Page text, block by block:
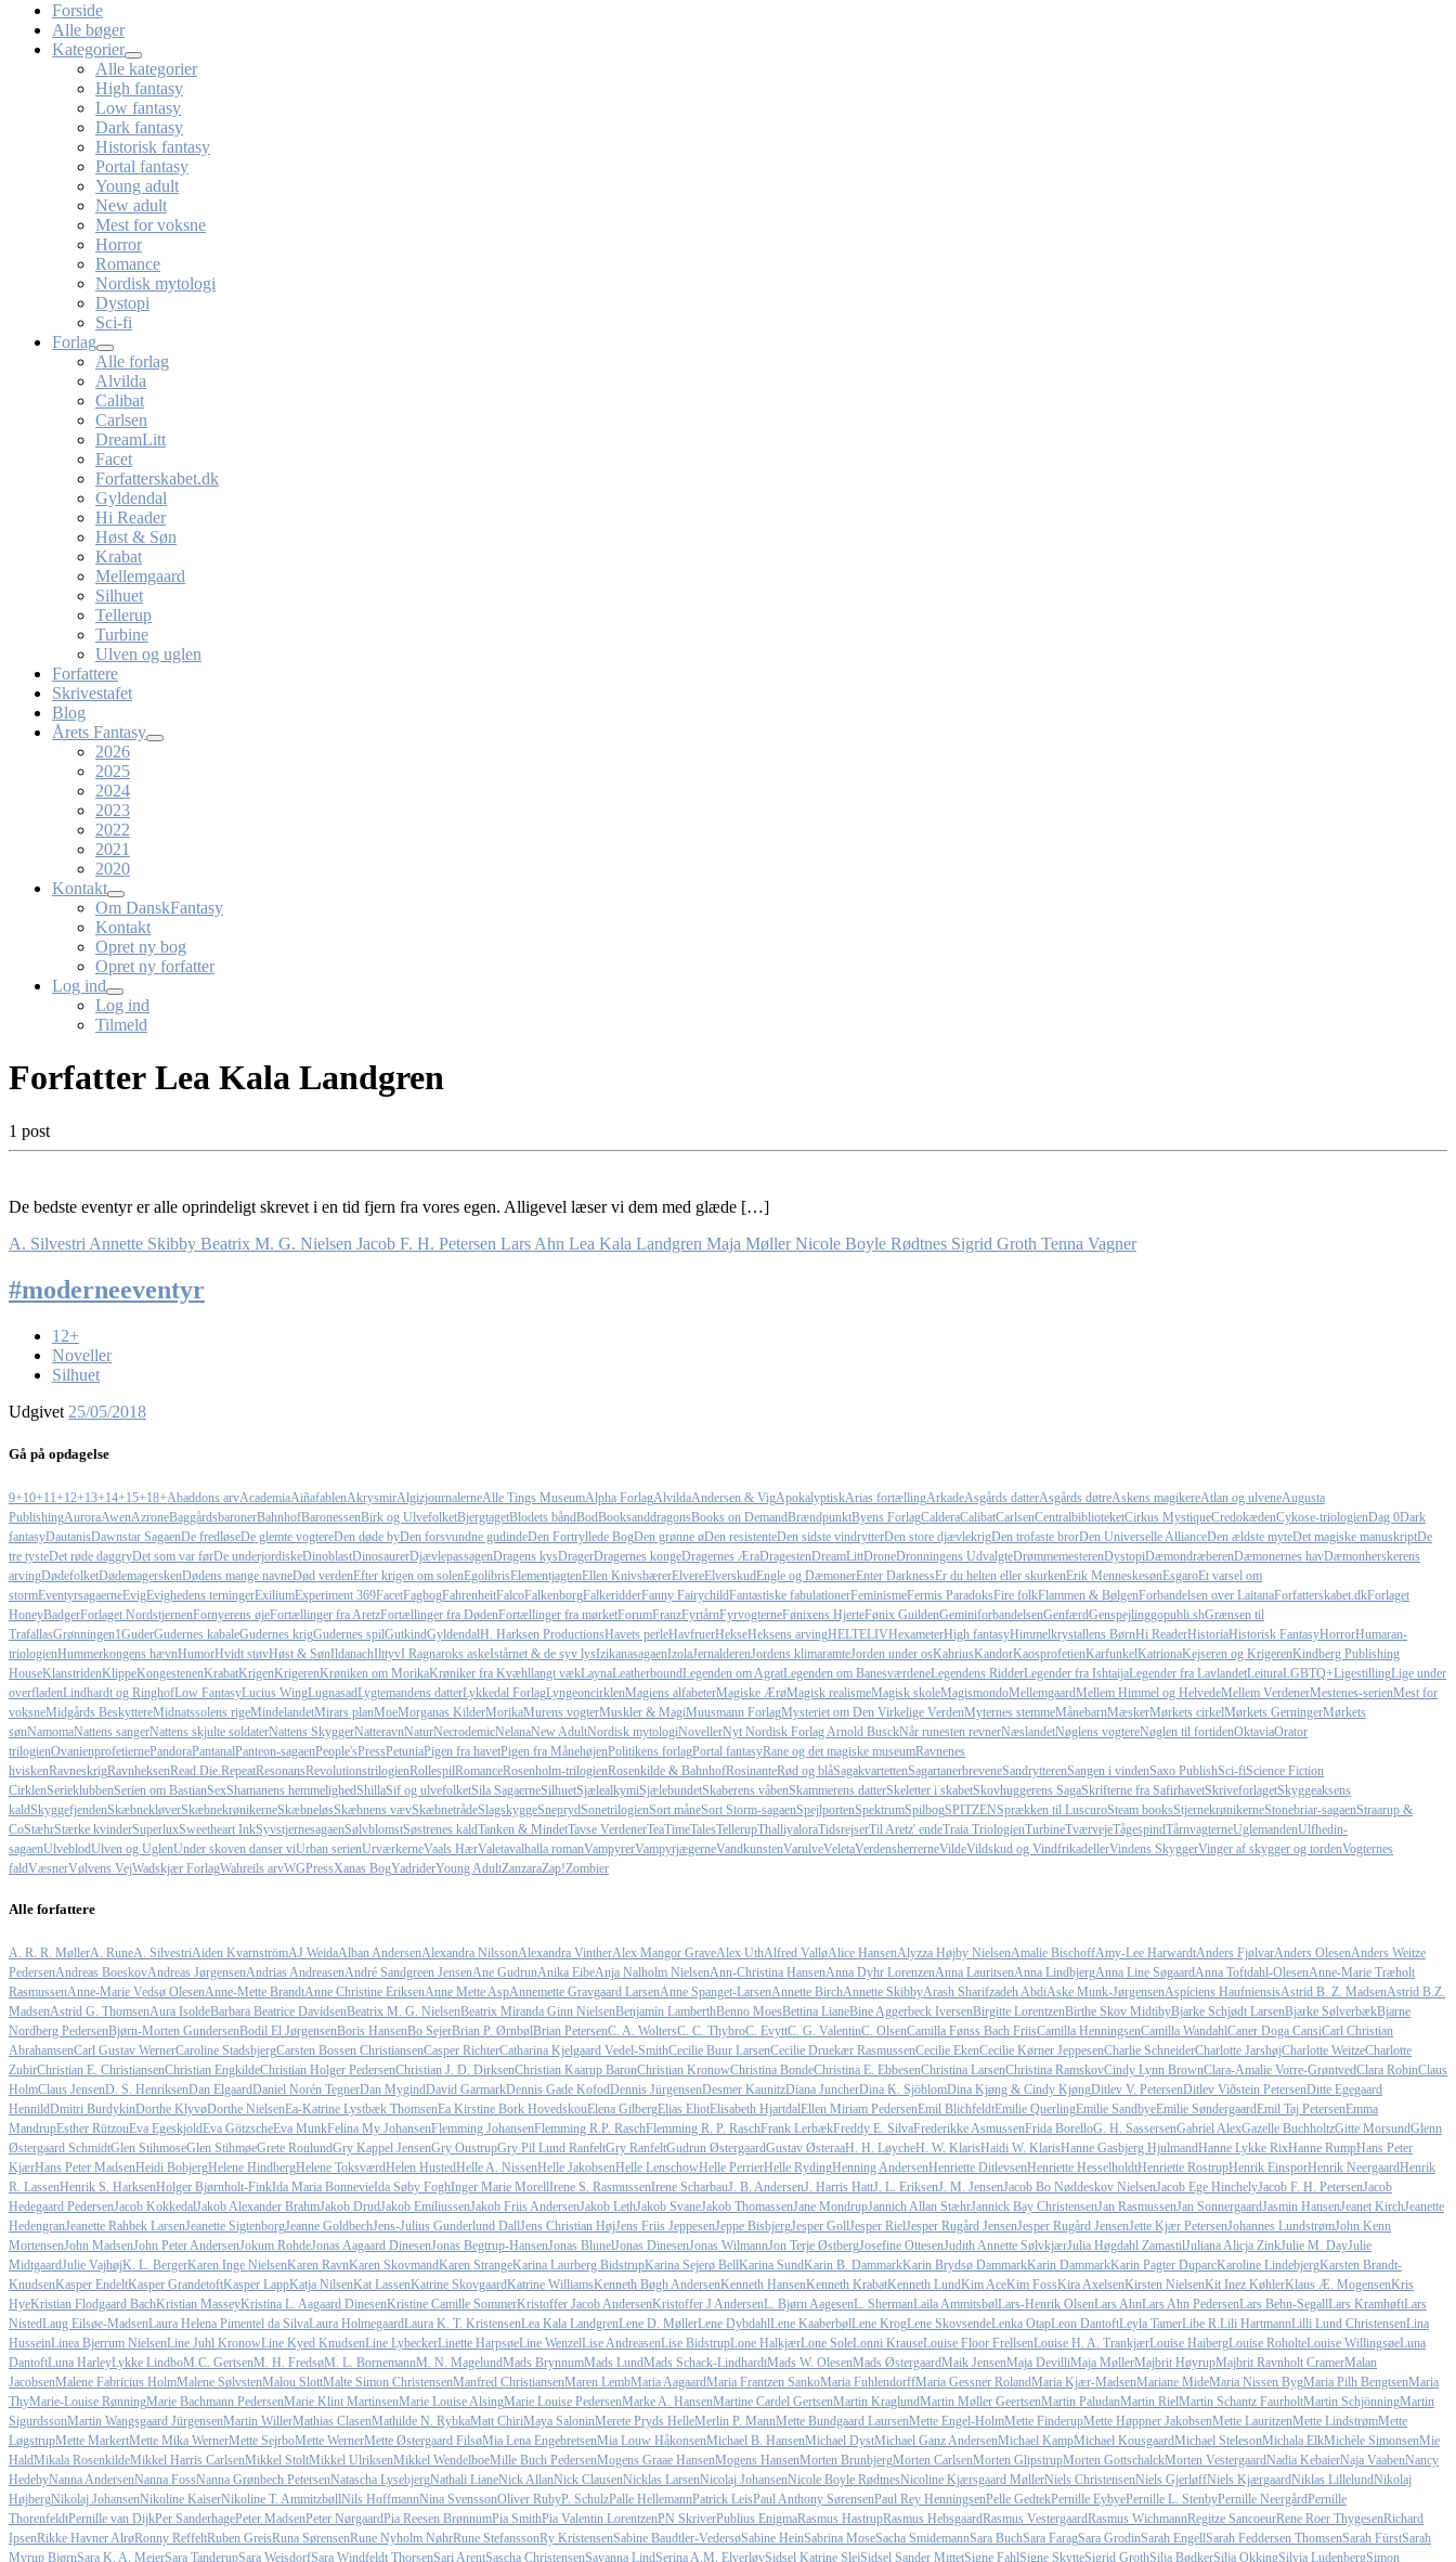
Forside
Alle bøger
Kategorier
Alle kategorier
High fantasy
Low fantasy
Dark fantasy
Historisk fantasy
Portal fantasy
Young adult
New adult
Mest for voksne
Horror
Romance
Nordisk mytologi
Dystopi
Sci-fi
Forlag
Alle forlag
Alvilda
Calibat
Carlsen
DreamLitt
Facet
Forfatterskabet.dk
Gyldendal
Hi Reader
Høst & Søn
Krabat
Mellemgaard
Silhuet
Tellerup
Turbine
Ulven og uglen
Forfattere
Skrivestafet
Blog
Årets Fantasy
2026
2025
2024
2023
2022
2021
2020
Kontakt
Om DanskFantasy
Kontakt
Opret ny bog
Opret ny forfatter
Log ind
Log ind
Tilmeld
Forfatter Lea Kala Landgren
1 post
De bedste eventyr er alle oprindeligt skrevet i en tid fjern fra vores egen. Alligevel læser vi dem med glæde […]
A. Silvestri Annette Skibby Beatrix M. G. Nielsen Jacob F. H. Petersen Lars Ahn Lea Kala Landgren Maja Møller Nicole Boyle Rødtnes Sigrid Groth Tenna Vagner
#moderneeventyr
12+
Noveller
Silhuet
Udgivet 25/05/2018
Gå på opdagelse
9+10+11+12+13+14+15+18+Abaddons arvAcademiaAiñafablenAkrysmirAlgizjournalerneAlle Tings MuseumAlpha ForlagAlvildaAndersen & VigApokalyptiskArias fortællingArkadeAsgårds datterAsgårds døtreAskens magikereAtlan og ulveneAugusta
PublishingAuroraAwenAzroneBaggårdsbaronerBahnhofBaronessenBirk og UlvefolketBjergtagetBlodets båndBodBooksanddragonsBooks on DemandBrændpunktByens ForlagCalderaCalibatCarlsenCentralbiblioteketCirkus MystiqueCredokædenCykose-triologienDag 0Dark
fantasyDautanisDawnstar SagaenDe fredløseDe glemte vogtereDen døde byDen forsvundne gudindeDen Fortryllede BogDen grønne øDen resistenteDen sidste vindrytterDen store djævlekrigDen trofaste brorDen Universelle AllianceDen ældste myteDet magiske manuskriptDe
tre tysteDet røde daggryDet som var førDe underjordiskeDinoblastDinosaurerDjævlepassagenDragens kysDragerDragernes kongeDragernes ÆraDragestenDreamLittDroneDronningens UdvalgteDrømmemesterenDystopiDæmondræberenDæmonernes havDæmonherskerens
arvingDødefolketDødemagerskenDødens mange navneDød verdenEfter krigen om solenEgolibrisElementjagtenEllen KnivsbærerElvereElverskudEngle og DæmonerEnter DarknessEr du helten eller skurkenErik MenneskesønEsgaroEt varsel om
stormEventyrsagaerneEvigEvighedens terningerExiliumExperiment 369FacetFagbogFahrenheitFalcoFalkenborgFalkeridderFanny FairychildFantastiske fabulationerFeminismeFermis ParadoksFire folkFlammen & BølgenForbandelsen over LaitanaForfatterskabet.dkForlaget
HoneyBadgerForlaget NordstjernenFornyerens øjeFortællinger fra AretzFortællinger fra DødenFortællinger fra mørketForumFranzFyrtårnFyrvogterneFønixens HjerteFønix GuildenGeminiforbandelsenGenfærdGenspejlinggopubli.shGrænsen til
TrafallasGrønningen1GuderGudernes kabaleGudernes krigGudernes spilGutkindGyldendalH. Harksen ProductionsHavets perleHavfruerHekseHeksens arvingHELTELIVHexameterHigh fantasyHimmelkrystallens BørnHi ReaderHistoriaHistorisk FantasyHorrorHumaran-
triologienHummerkongens hævnHumorHvidt støvHøst & SønIldanachIlttyvI Ragnaroks askeIstårnet & de syv lysIzikanasagaenIzolaJernalderenJordens klimaramteJorden under osKahriusKandorKaosprofetienKarfunkelKatrionaKejseren og KrigerenKindberg Publishing
HouseKlanstridenKlippeKongestenenKrabatKrigenKrigerenKrøniken om MorikaKrøniker fra Kvæhllangt vækLaynaLeatherboundLegenden om AgratLegenden om BanesværdeneLegendens RidderLegender fra IshtaijaLegender fra LavlandetLeituraLGBTQ+LigestillingLige under
overfladenLindhardt og RinghofLow FantasyLucius WingLugnasadLygtemandens datterLykkedal ForlagLyngeoncirklenMagiens alfabeterMagiske ÆrøMagisk realismeMagisk skoleMagismondoMellemgaardMellem Himmel og HelvedeMellem VerdenerMestenes-serienMest for
voksneMidgårds BeskyttereMidnatssolens rigeMindelandetMirars planMoeMorganas KilderMorikaMurens vogterMuskler & MagiMuusmann ForlagMysteriet om Den Virkelige VerdenMyternes stemmeMånebarnMæskerMørkets cirkelMørkets GerningerMørkets
sønNamomaNattens sangerNattens skjulte soldaterNattens SkyggerNatteravnNaturNecrodemicNelanaNew AdultNordisk mytologiNovellerNyt Nordisk Forlag Arnold BusckNår runesten revnerNæslandetNøglens vogtereNøglen til fortidenOktaviaOrator
trilogienOvanienprofetiernePandoraPantanalPanteon-sagaenPeople'sPressPetuniaPigen fra havetPigen fra MånehøjenPolitikens forlagPortal fantasyRane og det magiske museumRavnenes
hviskenRavneskrigRavnheksenRead.Die.RepeatResonansRevolutionstrilogienRollespilRomanceRosenholm-trilogienRosenkilde & BahnhofRosinanteRød og blåSagakvartettenSagartanerbreveneSandrytterenSangen i vindenSaxo PublishSci-fiScience Fiction
CirklenSerieklubbenSerien om BastianSexShamanens hemmelighedShillaSif og ulvefolketSila SagaerneSilhuetSjælealkymiSjælebundetSkaberens våbenSkammerens datterSkeletter i skabetSkovhuggerens SagaSkrifterne fra SafirhavetSkriveforlagetSkyggeaksens
kaldSkyggefjendenSkæbnekløverSkæbnekrønikerneSkæbneløsSkæbnens vævSkæbnetrådeSlagskyggeSneprydSonetrilogienSort måneSort Storm-sagaenSpejlportenSpektrumSpilbogSPITZENSprækken til LuscuroSteam booksStjernekrønikerneStonebriar-sagaenStraarup &
CoStæhrStærke kvinderSuperluxSweetheart InkSyvstjernesagaenSølvblomstSøstrenes kaldTanken & MindetTavse VerdenerTeaTimeTalesTellerupThalliyaloraTidsrejserTil Aretz' endeTraia TriologienTurbineTværvejeTågespindTårnvagterneUglemandenUlfhedin-
sagaenUlveblodUlven og UglenUnder skoven danser viUrban serienUrværkerneVaals HærValetavalhalla romanVampyrerVampyrjægerneVandkunstenVarulveVeletaVerdensherrerneVildeVildskud og VindfrikadellerVindens SkyggerVinger af skygger og tordenVogternes
faldVæsnerVølvens VejWadskjær ForlagWahreils arvWGPressXanas BogYadriderYoung AdultZanzaraZap!Zombier
Alle forfattere
A. R. R. MøllerA. RuneA. SilvestriAiden KvarnströmAJ WeidaAlban AndersenAlexandra NilssonAlexandra VintherAlex Mangor GraveAlex UthAlfred ValløAlice HansenAlyzza Højby NielsenAmalie BischoffAmy-Lee HarwardtAnders FjølvarAnders OlesenAnders Weitze
PedersenAndreas BoeskovAndreas JørgensenAndrias AndreasenAndré Sandgreen JensenAne GudrunAnika EibeAnja Nalholm NielsenAnn-Christina HansenAnna Dyhr LorenzenAnna LauritsenAnna LindbjergAnna Line SøgaardAnna Toftdahl-OlesenAnne-Marie Træholt
RasmussenAnne-Marie Vedsø OlesenAnne-Mette BrandtAnne Christine EriksenAnne Mette AspAnnemette Gravgaard LarsenAnne Spanget-LarsenAnnette BirchAnnette SkibbyArash Sharifzadeh AbdiAske Munk-JørgensenAspíciens HaufniensisAstrid B. Z. MadsenAstrid B.Z.
MadsenAstrid G. ThomsenAura IsoldeBarbara Beatrice DavidsenBeatrix M. G. NielsenBeatrix Miranda Ginn NielsenBenjamin LamberthBenno MoesBettina LianeBine Aggerbeck IversenBirgitte LorentzenBirthe Skov MidtibyBjarke Schjødt LarsenBjarke SølverbækBjarne
Nordberg PedersenBjørn-Morten GundersenBodil El JørgensenBoris HansenBo SejerBrian P. ØrnbølBrian PetersenC. A. WoltersC. C. ThybroC. EvyttC. G. ValentinC. OlsenCamilla Fønss Bach FriisCamilla HenningsenCamilla WandahlCaner Doga CansiCarl Christian
AbrahamsenCarl Gustav WernerCaroline StadsbjergCarsten Bossen ChristiansenCasper RichterCatharina Kjelgaard Vedel-SmithCecilie Buur LarsenCecilie Druekær RasmussenCecilie EkenCecilie Kørner JeppesenCharlie SchneiderCharlotte JarshøjCharlotte WeitzeCharlotte
ZubirChristian E. ChristiansenChristian EngkildeChristian Holger PedersenChristian J. D. DirksenChristian Kaarup BaronChristian KronowChristina BondeChristina E. EbbesenChristina LarsenChristina RamskovCindy Lynn BrownClara-Amalie Vorre-GrøntvedClara RobinClaus
HolmClaus JensenD. S. HenriksenDan ElgaardDaniel Norén TegnerDan MygindDavid GarmarkDennis Gade KofodDennis JürgensenDesmer KaunitzDiana JuncherDina K. SjöblomDina Kjøng & Cindy KjøngDitlev V. PetersenDitlev Viðstein PetersenDitte Egegaard
HennildDmitri BurdykinDorthe KlyvøDorthe NielsenEa-Katrine Lystbæk ThomsenEa Kirstine Bork HovedskouElena GilbergElias EliotElisabeth HjartdalEllen Miriam PedersenEmil BlichfeldtEmilie QuerlingEmilie SandbyeEmilie SøndergaardEmil Taj PetersenEmma
MandrupEsther RützouEva EgeskjoldEva GötzscheEva MunkFelina My JohansenFlemming JohansenFlemming R.P. RaschFlemming R. P. RaschFrank LerbækFreddy E. SilvaFrederikke AsmussenFrida BorelloG. H. SassersenGabriel AlexGazelle BuchholtzGitte MorsundGlenn
Østergaard SchmidtGlen StihmoseGlen StihmøeGrete RoulundGry Kappel JensenGry OustrupGry Pil Lund RanfeltGry RanfeltGudrun ØstergaardGustav ØsteraaH. H. LøycheH. W. KlarisHaidi W. KlarisHanne Gasbjerg HjulmandHanne Lykke RixHanne RumpHans Peter
KjærHans Peter MadsenHeidi BobjergHelene HindbergHelene ToksværdHelen HustedHelle A. NissenHelle JakobsenHelle LenschowHelle PerrierHelle RydingHenning AndersenHenriette DitlevsenHenriette HesselholdtHenriette RostrupHenrik EinsporHenrik NeergaardHenrik
R. LassenHenrik S. HarksenHolger Bjørnholt-FinkIda Maria BonnevieIda Søby FoghInger Marie MorellIrene S. RasmussenIrene ScharbauJ. B. AndersenJ. Harris HattJ. L. EriksenJ. M. JensenJacob Bo Nøddeskov NielsenJacob Ege HinchelyJacob F. H. PetersenJacob
Hedegaard PedersenJacob KokkedalJakob Alexander BrahmJakob DrudJakob EmiliussenJakob Friis AndersenJakob LethJakob SvaneJakob ThomassenJane MondrupJannich Allan StæhrJannick Bay ChristensenJan RasmussenJan SonnergaardJasmin HansenJeanet KirchJeanette
HedengranJeanette Rahbek LarsenJeanette SigtenborgJeanne GoldbechJens-Julius Gunderlund DallJens Christian HøjJens Friis JeppesenJeppe BisbjergJesper GollJesper RielJesper Rugård JensenJesper Rugård JensenJette Kjær PetersenJohannes LundstrømJohn Kenn
MortensenJohn MadsenJohn Peter AndersenJokum RohdeJonas Aagaard DinesenJonas Begtrup-HansenJonas BlunelJonas DinesenJonas WilmannJon Terje ØstbergJosefine OttesenJudith Annette SølvkjærJulia Høgdahl ZamastilJuliana Alicja ZinkJulie M. DayJulie
MidtgaardJulie VajhøjK. L. BergerKaren Inge NielsenKaren RavnKaren SkovmandKaren StrangeKarina Laurberg BidstrupKarina Sejerø BellKarina SundKarin B. DammarkKarin Brydsø DammarkKarin DammarkKarin Pagter DuparcKaroline LindebjergKarsten Brandt-
KnudsenKasper EndeltKasper GrandetoftKasper LappKatja NilsenKat LassenKatrine SkovgaardKatrine WilliamsKenneth Bøgh AndersenKenneth HansenKenneth KrabatKenneth LundKim AceKim FossKira AxelsenKirsten NielsenKit Inez KøhlerKlaus Æ. MogensenKris
HyeKristian Flodgaard BachKristian MasseyKristina L. Aagaard DinesenKristine Camille SommerKristoffer Jacob AndersenKristoffer J AndersenL. Bjørn AagesenL. ShermanLaila AmmitsbølLars-Henrik OlsenLars AhnLars Ahn PedersenLars Behn-SegallLars KramhøftLars
NistedLaug Eilsøe-MadsenLaura Helena Pimentel da SilvaLaura HolmegaardLaura K. T. KristensenLea Kala LandgrenLene D. MøllerLene DybdahlLene KaaberbølLene KrogLene SkovsendeLenka OtapLeon DantoftLeyla TamerLibe R.Lili HartmannLilli Lund ChristensenLina
HusseinLinea Bjerrum NielsenLine Juhl KronowLine Kyed KnudsenLine LybeckerLinette HarpsøeLine WenzelLise AndreasenLise BidstrupLone HalkjærLone SoleLonni KrauseLouise Floor FrellsenLouise H. A. TrankjærLouise HaibergLouise RoholteLouise WillingsøeLuna
DantoftLuna HarleyLykke LindboM.C. GertsenM. H. FredsøM. L. BornemannM. N. MagelundMads BrynnumMads LundMads Schack-LindhardtMads W. OlesenMads ØstergaardMaik JensenMaja DevilliMaja MøllerMajbrit HøyrupMajbrit Ravnholt CramerMalan
JacobsenMalene Fabricius HolmMalene SølvstenMalou SlottMalte Simon ChristensenManfred ChristiansenMaren LembMaria AagaardMaria Frantzen SankoMaria FuhlendorffMaria Gessner RolandMaria Kjær-MadsenMariane MideMaria Nissen BygMaria Pilh BengtsenMaria
ThyMarie-Louise RønningMarie Bachmann PedersenMarie Klint MartinsenMarie Louise AlsingMarie Louise PedersenMarke A. HansenMartine Cardel GertsenMartin KraglundMartin Møller GeertsenMartin PaludanMartin RielMartin Schantz FaurholtMartin SchjönningMartin
SigurdssonMartin Wangsgaard JürgensenMartin WillerMathias ClasenMathilde N. RybkaMatt ChiriMaya SaloninMerete Pryds HelleMerlin P. MannMette Bundgaard LaursenMette Engel-HolmMette FinderupMette Høppner JakobsenMette LauritzenMette LindstrømMette
LøgstrupMette MarkertMette Mika WernerMette SejrboMette WernerMette Østergaard FilsøMia Lena EngebretsenMia Louw HåkonsenMichael B. HansenMichael DystMichael Ganz AndersenMichael KampMichael KousgaardMichael StelesonMichala ElkMichèle SimonsenMie
HaldMikala RosenkildeMikkel Harris CarlsenMikkel StoltMikkel UlriksenMikkel WendelboeMille Buch PedersenMogens Graae HansenMogens HansenMorten BrunbjergMorten CarlsenMorten GlipstrupMorten GottschalckMorten VestergaardNadia KebaierNaja VaabenNancy
HedebyNanna AndersenNanna FossNanna Grønbech PetersenNatascha LysebjergNathali LianeNick AllanNick ClausenNicklas LarsenNicolaj JohansenNicole Boyle RødtnesNicoline Kjærsgaard MøllerNiels ChristensenNiels GjerløffNiels KjærgaardNiklas LillelundNikolaj
HøjbergNikolaj JohansenNikoline KaiserNikoline T. AmmitzbøllNils HoffmannNina SvenssonOliver RubyP. SchulzPalle HellemannPatrick LeisPaul Anthony SørensenPaul Rey HenningsenPelle GedtekPernille EybyePernille L. StenbyPernille NeergårdPernille
ThorenfeldtPernille van DijkPer SanderhagePeter MadsenPeter NørgaardPia Reesen BrønnumPia SmithPia Valentin LorentzenPN SkriverPublius EnigmaRasmus HastrupRasmus HebsgaardRasmus VestergaardRasmus WichmannRegitze SancoeurRene Roer ThygesenRichard
IpsenRikke Havner AlrøRonny ReffeltRuben GreisRuna SørensenRune Nyholm NøhrRune StefanssonRy KristensenSabine Baudtler-VedersøSabine HeinSabrina MoseSacha SmidemannSara BuchSara FaragSara GrodinSarah EngellSarah Feddersen ThomsenSarah FürstSarah
Myrup BjørnSara K. A. MeierSara TanderupSara WeisdorfSara Windfeldt ThorsenSari ArentSascha ChristensenSavanna LindSerina A.M. ElverløvSidsel Katrine SlejSidsel Sander MittetSigne FahlSigne SkytteSigrid GrothSilja BødkerSilja OkkingSilvia LudenbergSimon